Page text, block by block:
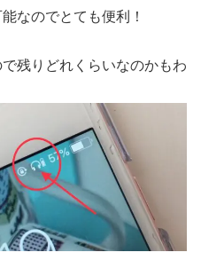
なのでとても便利！
残りどれくらいなのかもわ